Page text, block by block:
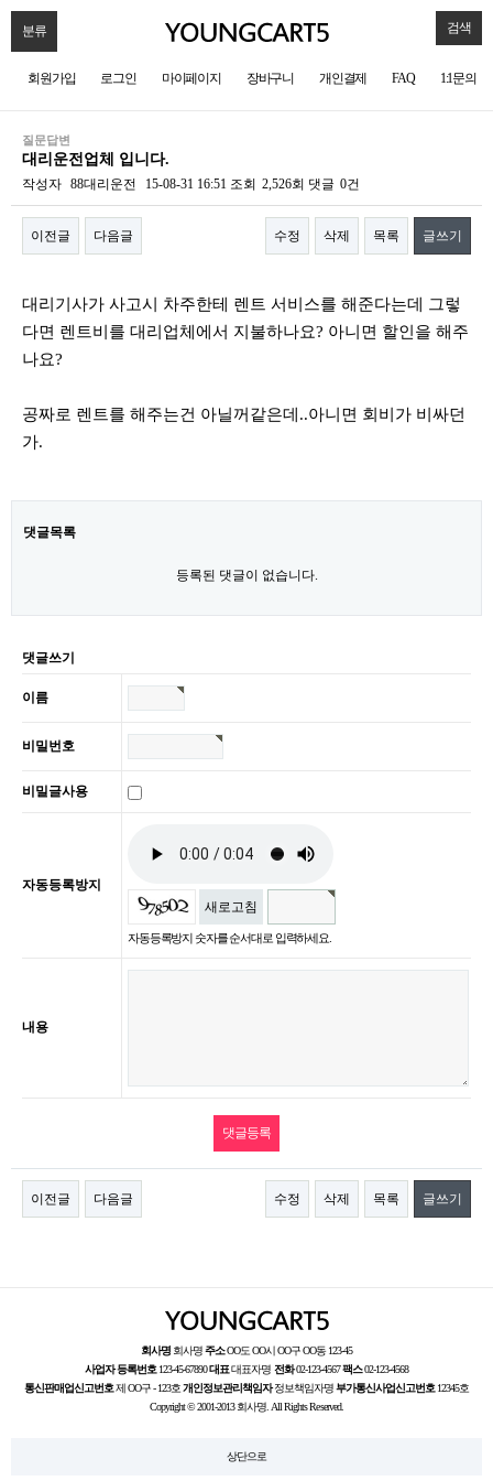
분류 검색
회원가입 로그인 마이페이지 장바구니 개인결제 FAQ 1:1문의
질문답변
대리운전업체 입니다.
작성자 88대리운전 15-08-31 16:51 조회 2,526회 댓글 0건
이전글 다음글 수정 삭제 목록 글쓰기
대리기사가 사고시 차주한테 렌트 서비스를 해준다는데 그렇
다면 렌트비를 대리업체에서 지불하나요? 아니면 할인을 해주
나요?
공짜로 렌트를 해주는건 아닐꺼같은데..아니면 회비가 비싸던
가.
댓글목록
등록된 댓글이 없습니다.
댓글쓰기
이름
비밀번호
비밀글사용
자동등록방지
새로고침
자동등록방지 숫자를 순서대로 입력하세요.
내용
이전글 다음글 수정 삭제 목록 글쓰기
회사명회사명주소OO도 OO시 OO구 OO동 123-45
사업자 등록번호123-45-67890대표대표자명 전화02-123-4567 팩스02-123-4568
통신판매업신고번호제 OO구 - 123호개인정보관리책임자정보책임자명부가통신사업신고번호12345호
Copyright © 2001-2013 회사명. All Rights Reserved.
상단으로